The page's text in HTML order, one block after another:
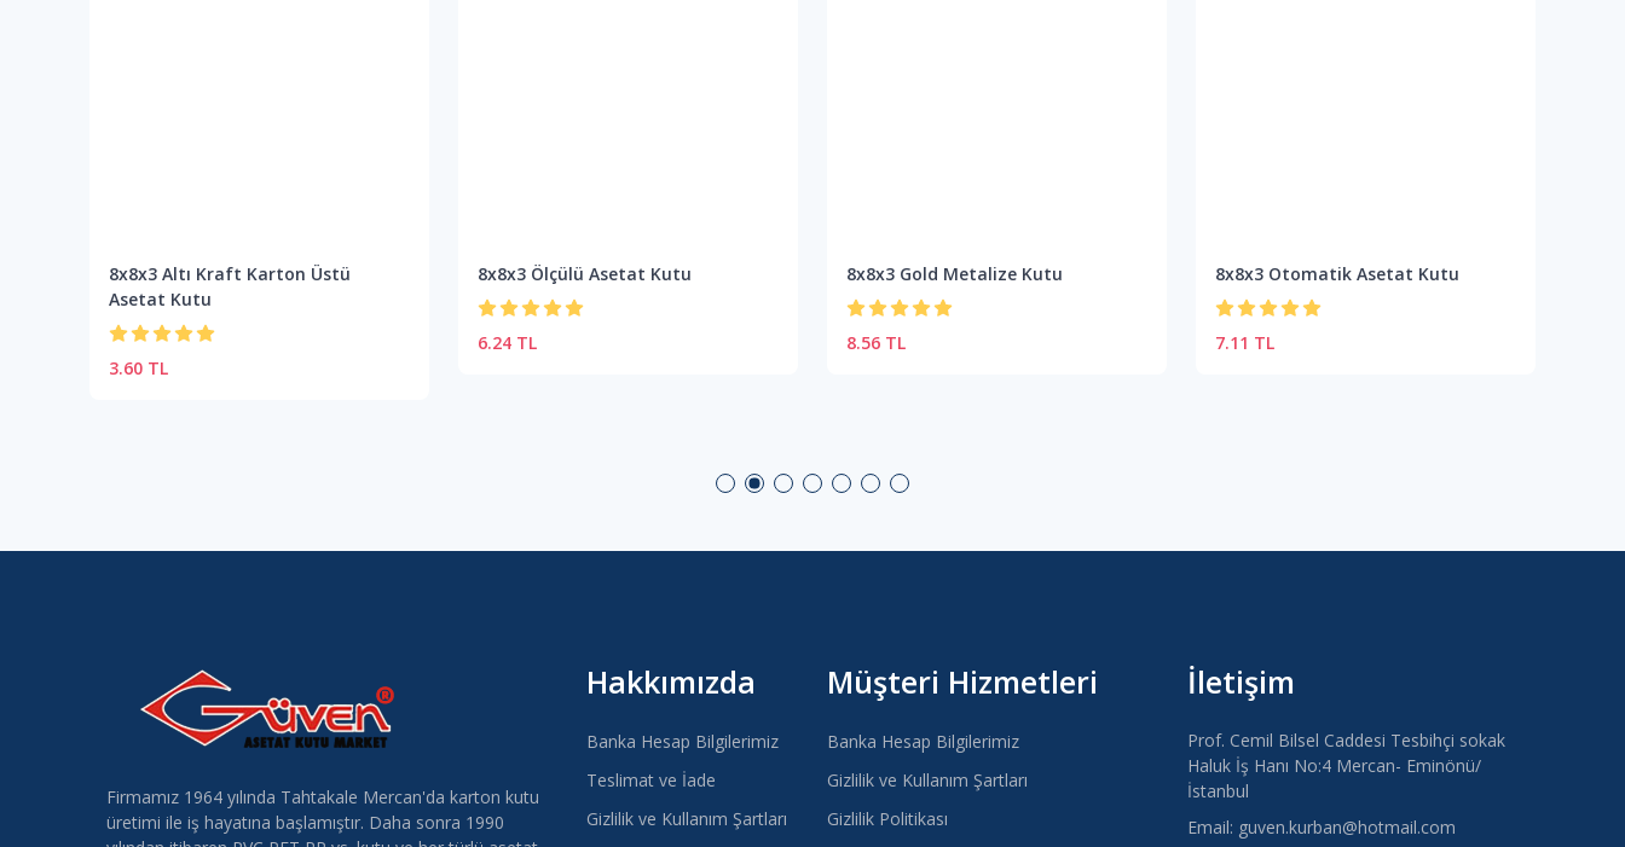
8x8x3 Altı Kraft Karton Üstü
Asetat Kutu
3.60 TL
8x8x3 Ölçülü Asetat Kutu
6.24 TL
8x8x3 Gold Metalize Kutu
8.56 TL
8x8x3 Otomatik Asetat Kutu
7.11 TL
Firmamız 1964 yılında Tahtakale Mercan'da karton kutu
üretimi ile iş hayatına başlamıştır. Daha sonra 1990
Hakkımızda
Banka Hesap Bilgilerimiz
Teslimat ve İade
Gizlilik ve Kullanım Şartları
Müşteri Hizmetleri
Banka Hesap Bilgilerimiz
Gizlilik ve Kullanım Şartları
Gizlilik Politikası
İletişim
Prof. Cemil Bilsel Caddesi Tesbihçi sokak
Haluk İş Hanı No:4 Mercan- Eminönü/
İstanbul
Email: guven.kurban@hotmail.com